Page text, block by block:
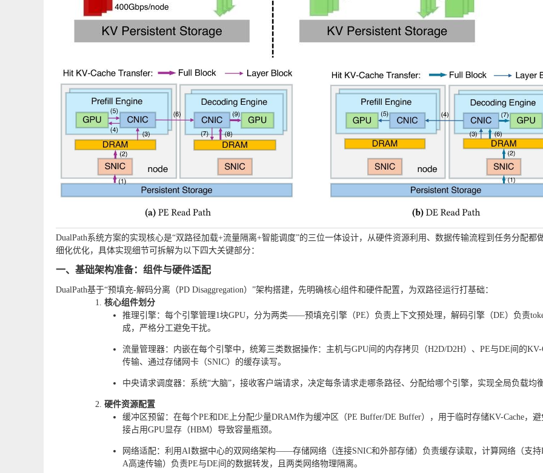
DualPath系统方案的实现核心是“双路径加载+流量隔离+智能调度”的三位一体设计，从硬件资源利用、数据传输流程到任务分配都
细化优化，具体实现细节可拆解为以下四大关键部分：
一、基础架构准备：组件与硬件适配
DualPath基于“预填充-解码分离（PD Disaggregation）”架构搭建，先明确核心组件和硬件配置，为双路径运行打基础：
核心组件划分
推理引擎：每个引擎管理1块GPU，分为两类——预填充引擎（PE）负责上下文预处理，解码引擎（DE）负责
成，严格分工避免干扰。
流量管理器：内嵌在每个引擎中，统筹三类数据操作：主机与GPU间的内存拷贝（H2D/D2H）、PE与DE间的KV-
传输、通过存储网卡（SNIC）的缓存读写。
中央请求调度器：系统“大脑”，接收客户端请求，决定每条请求走哪条路径、分配给哪个引擎，实现全局负载均衡
硬件资源配置
缓冲区预留：在每个PE和DE上分配少量DRAM作为缓冲区（PE Buffer/DE Buffer），用于临时存储KV-Cache，避
接占用GPU显存（HBM）导致容量瓶颈。
网络适配：利用AI数据中心的双网络架构——存储网络（连接SNIC和外部存储）负责缓存读取，计算网络（支持
A高速传输）负责PE与DE间的数据转发，且两类网络物理隔离。